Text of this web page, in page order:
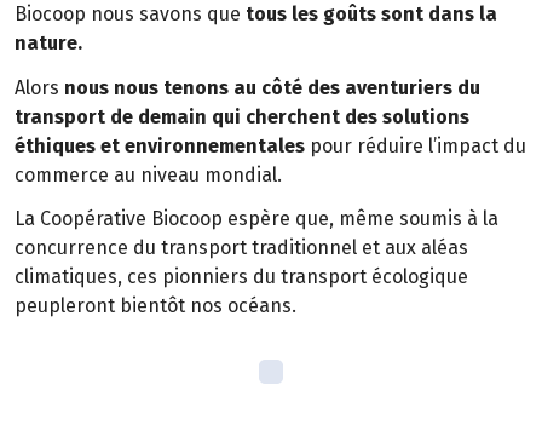
Biocoop nous savons que tous les goûts sont dans la
nature.
Alors nous nous tenons au côté des aventuriers du
transport de demain qui cherchent des solutions
éthiques et environnementales pour réduire l’impact du
commerce au niveau mondial.
La Coopérative Biocoop espère que, même soumis à la
concurrence du transport traditionnel et aux aléas
climatiques, ces pionniers du transport écologique
peupleront bientôt nos océans.